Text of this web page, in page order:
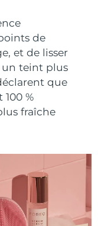
de
et de lisser
un teint plus
que
%
fraîche
estimée
estimée8/12/26
estimée
estimée8/10/26
estimée
estimée